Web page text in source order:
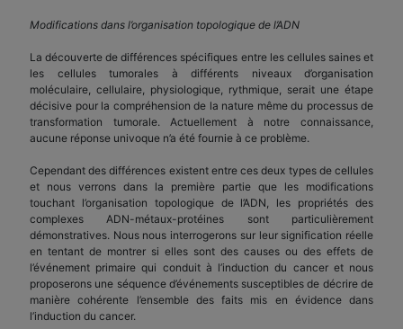
Modifications dans l’organisation topologique de l’ADN
La découverte de différences spécifiques entre les cellules saines et
les cellules tumorales à différents niveaux d’organisation
moléculaire, cellulaire, physiologique, rythmique, serait une étape
décisive pour la compréhension de la nature même du processus de
transformation tumorale. Actuellement à notre connaissance,
aucune réponse univoque n’a été fournie à ce problème.
Cependant des différences existent entre ces deux types de cellules
et nous verrons dans la première partie que les modifications
touchant l’organisation topologique de l’ADN, les propriétés des
complexes ADN-métaux-protéines sont particulièrement
démonstratives. Nous nous interrogerons sur leur signification réelle
en tentant de montrer si elles sont des causes ou des effets de
l’événement primaire qui conduit à l’induction du cancer et nous
proposerons une séquence d’événements susceptibles de décrire de
manière cohérente l’ensemble des faits mis en évidence dans
l’induction du cancer.